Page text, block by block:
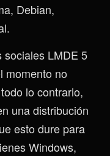
Debian,
sociales LMDE 5
momento no
lo contrario,
una distribución
esto dure para
Windows,